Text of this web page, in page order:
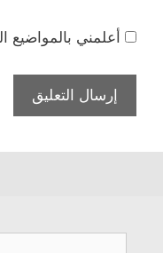
أعلمني بالمواضيع